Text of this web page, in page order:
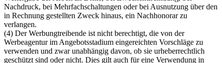
Nachdruck, bei Mehrfachschaltungen oder bei Ausnutzung über den
in Rechnung gestellten Zweck hinaus, ein Nachhonorar zu
verlangen.
(4) Der Werbungtreibende ist nicht berechtigt, die von der
Werbeagentur im Angebotsstadium eingereichten Vorschläge zu
verwenden und zwar unabhängig davon, ob sie urheberrechtlich
geschützt sind oder nicht. Dies gilt auch für eine Verwendung in